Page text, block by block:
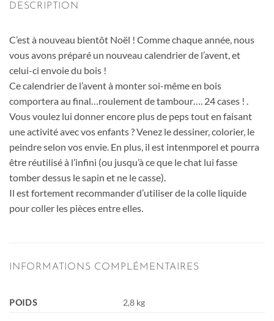
DESCRIPTION
C’est à nouveau bientôt Noël ! Comme chaque année, nous
vous avons préparé un nouveau calendrier de l’avent, et
celui-ci envoie du bois !
Ce calendrier de l’avent à monter soi-même en bois
comportera au final…roulement de tambour…. 24 cases ! .
Vous voulez lui donner encore plus de peps tout en faisant
une activité avec vos enfants ? Venez le dessiner, colorier, le
peindre selon vos envie. En plus, il est intenmporel et pourra
être réutilisé à l’infini (ou jusqu’à ce que le chat lui fasse
tomber dessus le sapin et ne le casse).
Il est fortement recommander d’utiliser de la colle liquide
pour coller les pièces entre elles.
INFORMATIONS COMPLÉMENTAIRES
POIDS 2,8 kg